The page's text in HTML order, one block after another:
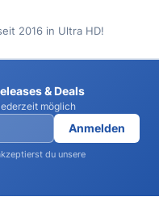
2016 in Ultra HD!
& Deals
möglich
Anmelden
du unsere